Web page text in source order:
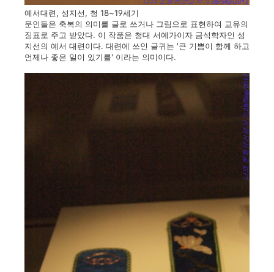
예서대련, 성지선, 청 18~19세기
문인들은 축복의 의미를 글로 쓰거나 그림으로 표현하여 교유의
징표로 주고 받았다. 이 작품은 청대 서예가이자 금석학자인 성
지선의 예서 대련이다. 대련에 쓰인 글귀는 '큰 기쁨이 함께 하고
언제나 좋은 일이 있기를' 이라는 의미이다.